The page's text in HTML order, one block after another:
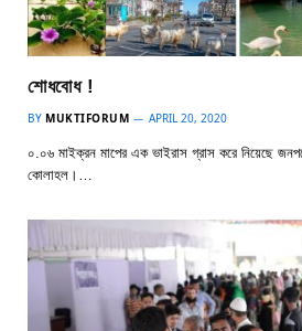
শোধবোধ !
BY MUKTIFORUM APRIL 20, 2020
০.০৬ মাইক্রন মাপের এক ভাইরাস গ্রাস করে নিয়েছে
কোলাহল।…